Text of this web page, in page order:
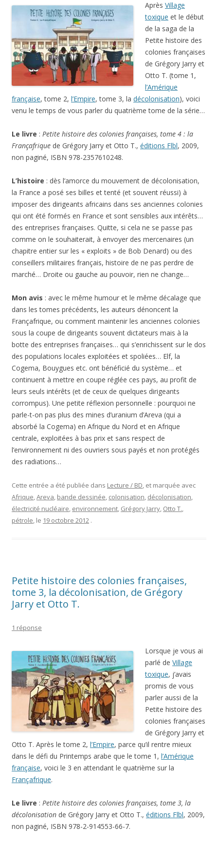
Après Village
toxique et le début
de la saga de la
Petite histoire des
colonies françaises
de Grégory Jarry et
Otto T. (tome 1,
l’Amérique
française, tome 2, l’Empire, tome 3, la décolonisation), voici
venu le temps de vous parler du quatrième tome de la série…
Le livre : Petite histoire des colonies françaises, tome 4 : la
Françafrique de Grégory Jarry et Otto T., éditions Flbl, 2009,
non paginé, ISBN 978-2357610248.
L’histoire : dès l’amorce du mouvement de décolonisation,
la France a posé ses billes et tenté (et souvent réussi) à
imposer des dirigeants africains dans ses anciennes colonies
qui ont été formés en France et sont sensibles aux intérêts…
des entreprises françaises. Quitte, si cela ne se passe pas
comme on le souhaiterait, à envoyer des mercenaires (un
chapitre entier sur les « exploits » de Bob Denard) ou des
conseillers militaires français, histoire de ne pas perdre de
marché… Droite ou gauche au pouvoir, rien ne change…
Mon avis : avec le même humour et le même décalage que
dans les tomes précédents, les auteurs dénoncent la
Françafrique, ou comment maintenir les anciennes colonies
sous la coupe de dirigeants souvent dictateurs mais à la
botte des entreprises françaises… qui s’enrichissent sur le dos
des populations locales exploitées et spoliées… Elf, la
Cogema, Bouygues etc. ont bénéficié du système… et
continuent à mettre en coupe réglée ces pays, au profit de
leurs seuls intérêts (et de ceux de quelques dirigeants
corrompus). Une petite réflexion personnelle : pourquoi ne
parle-t-on pas plus des mines d’uranium d’Areva (qui a
absorbé la Cogema) en Afrique du Nord et en Afrique
centrale, exploitées à bas prix et sans respect de
l’environnement ni des ouvriers sous payés et non protégés
des radiations…
Cette entrée a été publiée dans Lecture / BD, et marquée avec
Afrique,Areva, bande dessinée, colonisation, décolonisation,
électricité nucléaire, environnement, Grégory Jarry, Otto T.,
pétrole, le 19 octobre 2012 .
Petite histoire des colonies françaises,
tome 3, la décolonisation, de Grégory
Jarry et Otto T.
1 réponse
Lorsque je vous ai
parlé de Village
toxique, j’avais
promis de vous
parler aussi de la
Petite histoire des
colonies françaises
de Grégory Jarry et
Otto T. Après le tome 2, l’Empire, parce qu’il rentre mieux
dans le défi du Printemps arabe que le tome 1, l’Amérique
française, voici le 3 en attendant le quatrième sur la
Françafrique.
Le livre : Petite histoire des colonies françaises, tome 3, la
décolonisation de Grégory Jarry et Otto T., éditions Flbl, 2009,
non paginé, ISBN 978-2-914553-66-7.